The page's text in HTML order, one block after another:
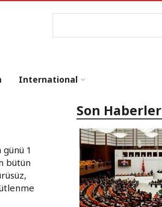
Ara
International
günü 1
bütün
Son Haberler